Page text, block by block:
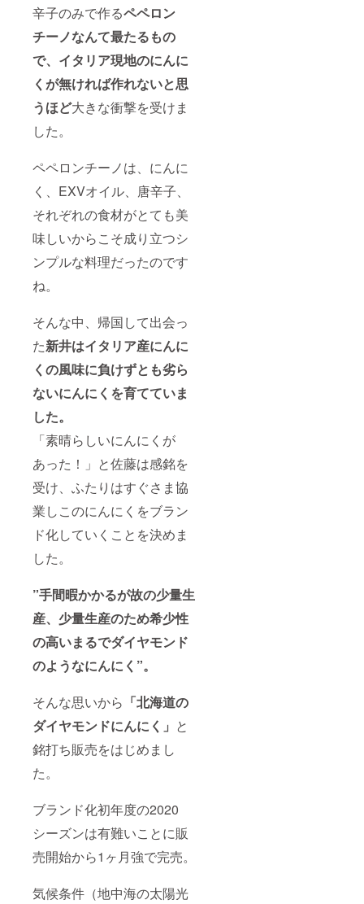
辛子のみで作るペペロン
チーノなんて最たるもの
で、イタリア現地のにんに
くが無ければ作れないと思
うほど大きな衝撃を受けま
した。
ペペロンチーノは、にんに
く、EXVオイル、唐辛子、
それぞれの食材がとても美
味しいからこそ成り立つシ
ンプルな料理だったのです
ね。
そんな中、帰国して出会っ
た新井はイタリア産にんに
くの風味に負けずとも劣ら
ないにんにくを育てていま
した。
「素晴らしいにんにくが
あった！」と佐藤は感銘を
受け、ふたりはすぐさま協
業しこのにんにくをブラン
ド化していくことを決めま
した。
”手間暇かかるが故の少量生
産、少量生産のため希少性
の高いまるでダイヤモンド
のようなにんにく”。
そんな思いから 「北海道の
ダイヤモンドにんにく」 と
銘打ち販売をはじめまし
た。
ブランド化初年度の2020
シーズンは有難いことに販
売開始から1ヶ月強で完売。
気候条件（地中海の太陽光